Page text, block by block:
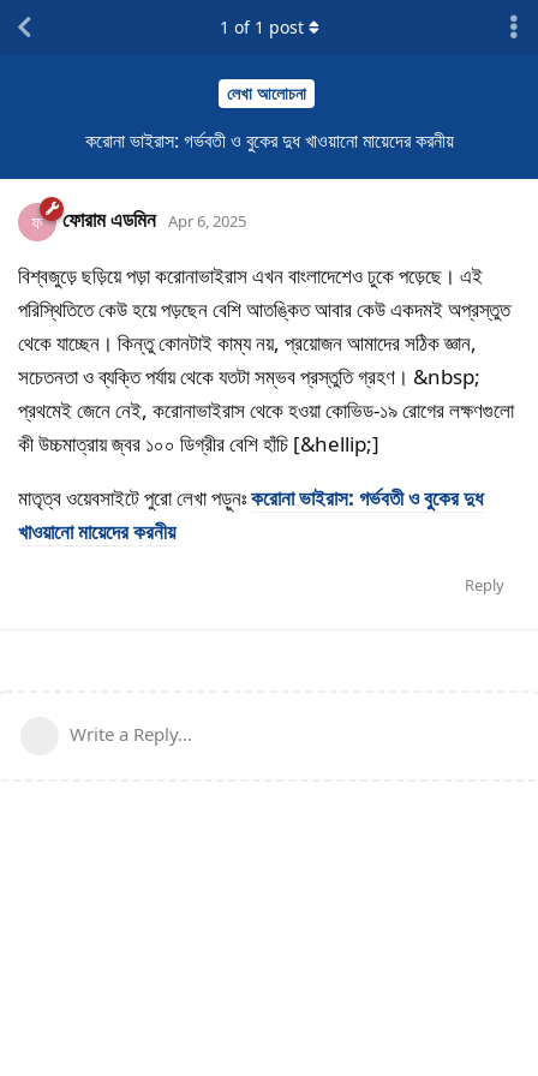
লেখা আলোচনা
করোনা ভাইরাস: গর্ভবতী ও বুকের দুধ খাওয়ানো মায়েদের করনীয়
1 of 1 post
ফ ফোরাম এডমিন Apr 6, 2025
বিশ্বজুড়ে ছড়িয়ে পড়া করোনাভাইরাস এখন বাংলাদেশেও ঢুকে পড়েছে। এই
পরিস্থিতিতে কেউ হয়ে পড়ছেন বেশি আতঙ্কিত আবার কেউ একদমই অপ্রস্তুত
থেকে যাচ্ছেন। কিন্তু কোনটাই কাম্য নয়, প্রয়োজন আমাদের সঠিক জ্ঞান,
সচেতনতা ও ব্যক্তি পর্যায় থেকে যতটা সম্ভব প্রস্তুতি গ্রহণ। &nbsp;
প্রথমেই জেনে নেই, করোনাভাইরাস থেকে হওয়া কোভিড-১৯ রোগের লক্ষণগুলো
কী উচ্চমাত্রায় জ্বর ১০০ ডিগ্রীর বেশি হাঁচি [&hellip;]
মাতৃত্ব ওয়েবসাইটে পুরো লেখা পড়ুনঃকরোনা ভাইরাস: গর্ভবতী ও বুকের দুধ
খাওয়ানো মায়েদের করনীয়
Reply
Write a Reply...